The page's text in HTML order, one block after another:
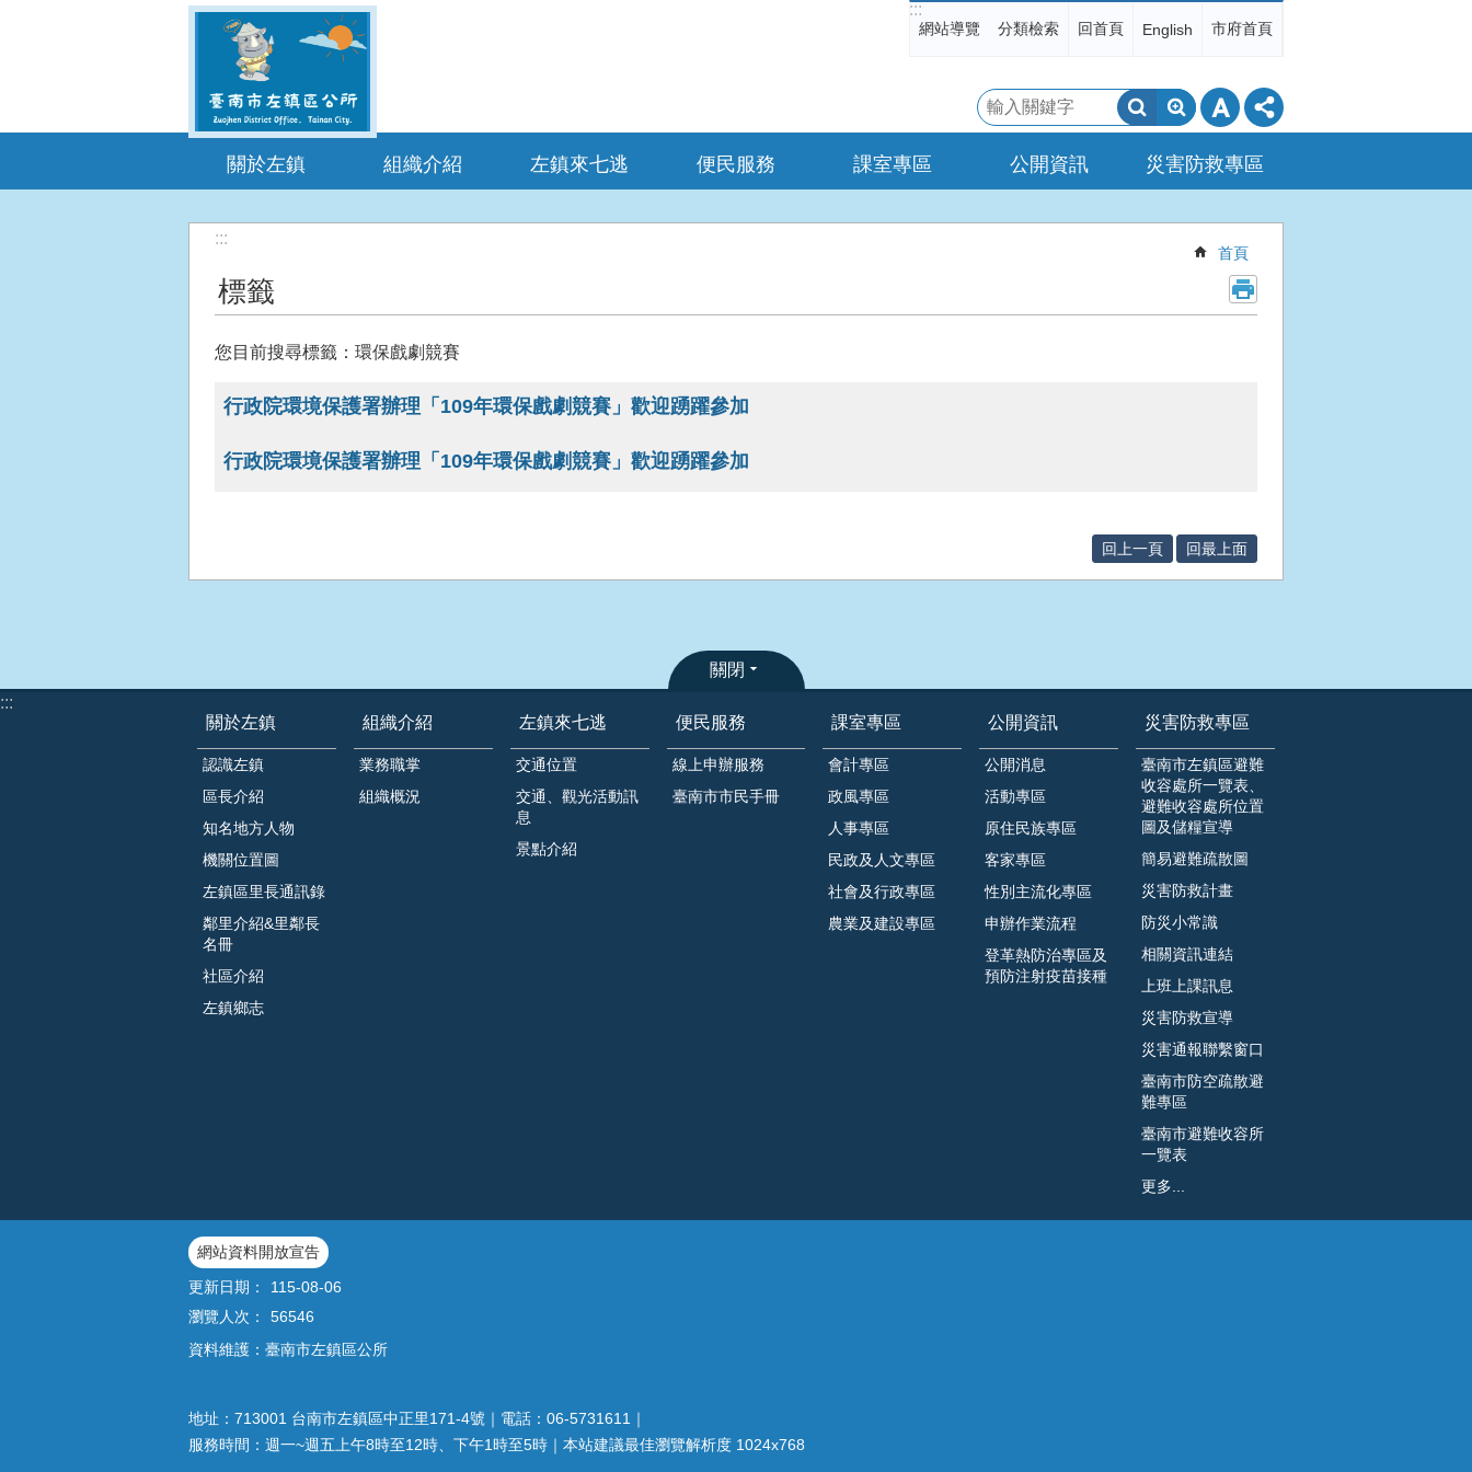
:::
網站導覽 分類檢索 回首頁 English 市府首頁
搜
尋
關於左鎮 組織介紹 左鎮來七逃 便民服務 課室專區 公開資訊 災害防救專區
:::
首頁
標籤
您目前搜尋標籤：環保戲劇競賽
行政院環境保護署辦理「109年環保戲劇競賽」歡迎踴躍參加
行政院環境保護署辦理「109年環保戲劇競賽」歡迎踴躍參加
回上一頁 回最上面
關閉
:::
關於左鎮
認識左鎮
區長介紹
知名地方人物
機關位置圖
左鎮區里長通訊錄
鄰里介紹&里鄰長
名冊
社區介紹
左鎮鄉志
組織介紹
業務職掌
組織概況
左鎮來七逃
交通位置
交通、觀光活動訊
息
景點介紹
便民服務
線上申辦服務
臺南市市民手冊
課室專區
會計專區
政風專區
人事專區
民政及人文專區
社會及行政專區
農業及建設專區
公開資訊
公開消息
活動專區
原住民族專區
客家專區
性別主流化專區
申辦作業流程
登革熱防治專區及
預防注射疫苗接種
災害防救專區
臺南市左鎮區避難
收容處所一覽表、
避難收容處所位置
圖及儲糧宣導
簡易避難疏散圖
災害防救計畫
防災小常識
相關資訊連結
上班上課訊息
災害防救宣導
災害通報聯繫窗口
臺南市防空疏散避
難專區
臺南市避難收容所
一覽表
更多...
網站資料開放宣告
更新日期：
115-08-06
瀏覽人次：
56546
資料維護：臺南市左鎮區公所
地址：713001 台南市左鎮區中正里171-4號｜電話：06-5731611｜
服務時間：週一~週五上午8時至12時、下午1時至5時｜本站建議最佳瀏覽解析度 1024x768